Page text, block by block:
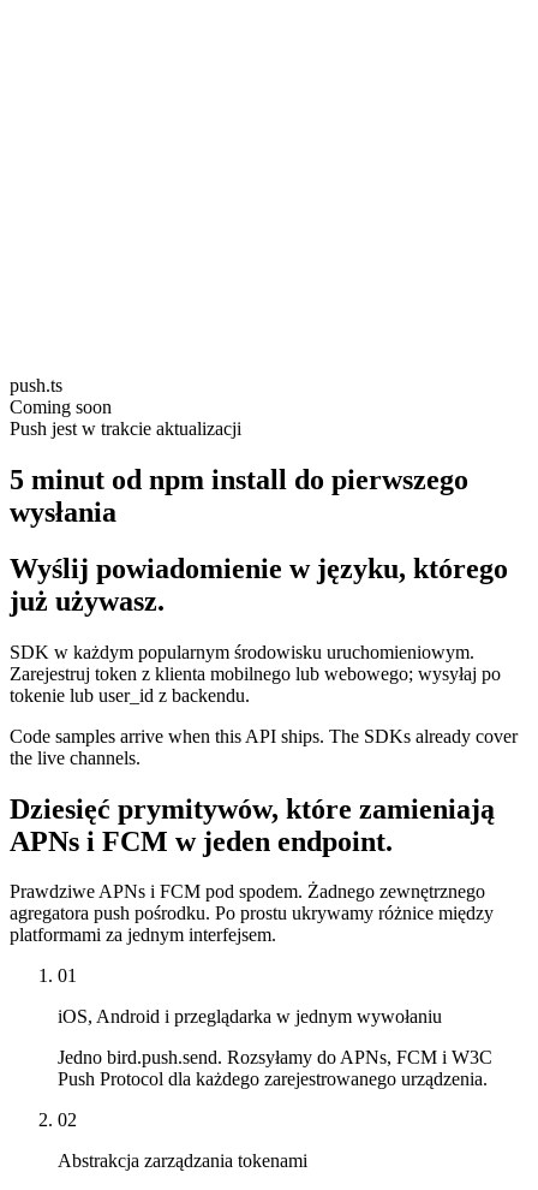
push.ts
Coming soon
Push jest w trakcie aktualizacji
5 minut od npm install do pierwszego
wysłania
Wyślij powiadomienie w języku, którego
już używasz.
SDK w każdym popularnym środowisku uruchomieniowym.
Zarejestruj token z klienta mobilnego lub webowego; wysyłaj po
tokenie lub user_id z backendu.
Code samples arrive when this API ships. The SDKs already cover
the live channels.
Dziesięć prymitywów, które zamieniają
APNs i FCM w jeden endpoint.
Prawdziwe APNs i FCM pod spodem. Żadnego zewnętrznego
agregatora push pośrodku. Po prostu ukrywamy różnice między
platformami za jednym interfejsem.
01
iOS, Android i przeglądarka w jednym wywołaniu
Jedno bird.push.send. Rozsyłamy do APNs, FCM i W3C
Push Protocol dla każdego zarejestrowanego urządzenia.
02
Abstrakcja zarządzania tokenami